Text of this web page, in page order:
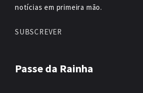
notícias em primeira mão.
SUBSCREVER
Passe da Rainha